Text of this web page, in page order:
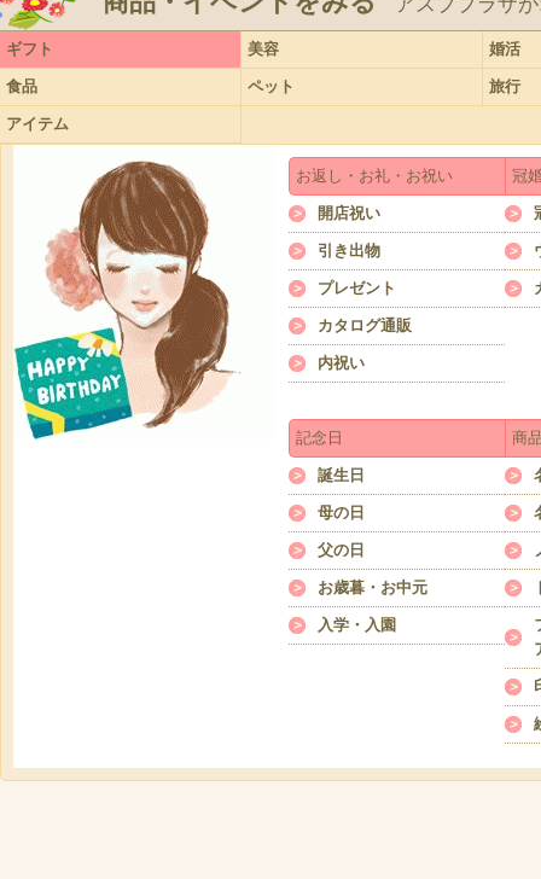
ギフト 美容 婚活
食品 ペット 旅行
アイテム
お返し・お礼・お祝い
開店祝い
引き出物
プレゼント
カタログ通販
内祝い
冠
記念日
誕生日
母の日
父の日
お歳暮・お中元
入学・入園
商